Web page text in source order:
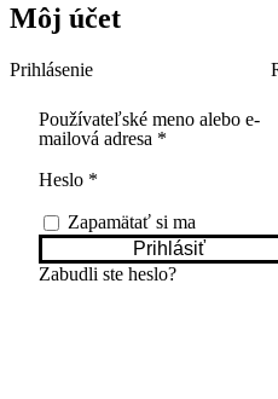
Môj účet
Prihlásenie
Používateľské meno alebo e-
mailová adresa *
Heslo *
Zapamätať si ma
Prihlásiť
Zabudli ste heslo?